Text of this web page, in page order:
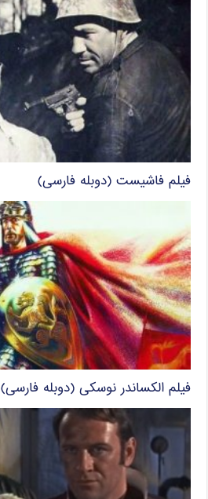
فیلم فاشیست (دوبله فارسی)
فیلم الکساندر نوسکی (دوبله فارسی)